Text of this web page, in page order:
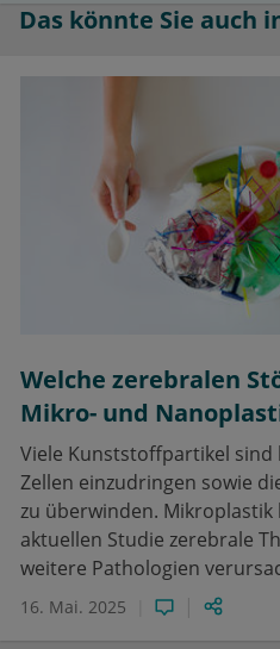
Das könnte Sie auch
Welche zerebralen
Mikro- und
Viele Kunststoffpartikel sind
Zellen einzudringen sowie
zu überwinden. Mikroplastik
aktuellen Studie zerebrale
weitere Pathologien
16. Mai. 2025